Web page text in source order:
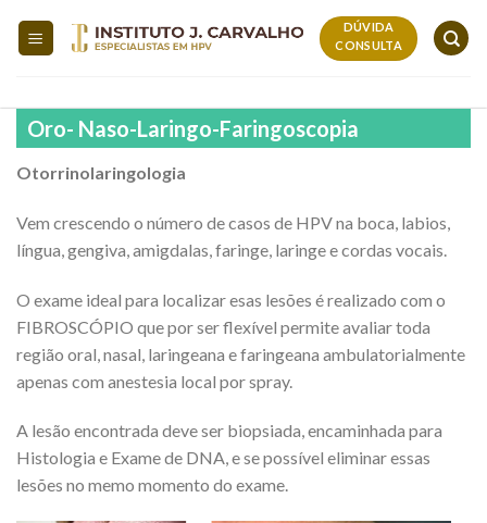
DÚVIDA
CONSULTA
Oro- Naso-Laringo-Faringoscopia
Otorrinolaringologia
Vem crescendo o número de casos de HPV na boca, labios,
língua, gengiva, amigdalas, faringe, laringe e cordas vocais.
O exame ideal para localizar esas lesões é realizado com o
FIBROSCÓPIO que por ser flexível permite avaliar toda
região oral, nasal, laringeana e faringeana ambulatorialmente
apenas com anestesia local por spray.
A lesão encontrada deve ser biopsiada, encaminhada para
Histologia e Exame de DNA, e se possível eliminar essas
lesões no memo momento do exame.